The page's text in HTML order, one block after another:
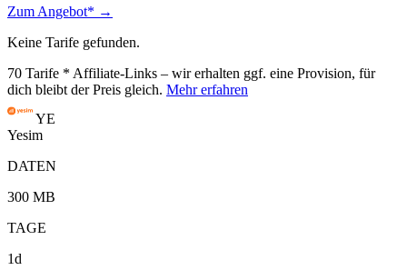
Zum Angebot* →
Keine Tarife gefunden.
70 Tarife * Affiliate-Links – wir erhalten ggf. eine Provision, für
dich bleibt der Preis gleich. Mehr erfahren
YE
Yesim
DATEN
300 MB
TAGE
1d